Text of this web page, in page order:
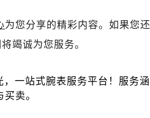
通河路浪琴售后服务中心（需提
仁南街浪琴售后服务中心（需提
南街浪琴售后服务中心（需提前
民大街浪琴售后服务中心（需提
为您分享的精彩内容。如果您
竭诚为您服务。